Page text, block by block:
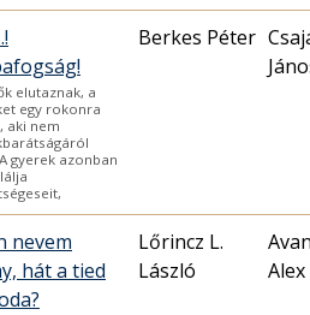
elutaznak, a
egy rokonra
aki nem
gyerek azonban
Berkes Péter
nevem
hát a tied
Lőrincz L.
László
Alex